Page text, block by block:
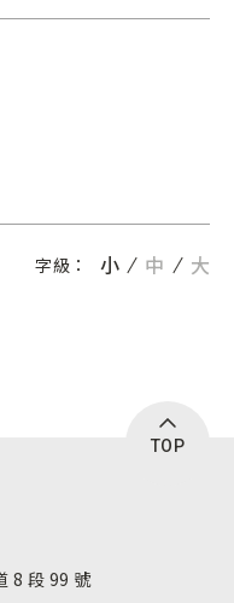
字級： 小 中 大
TOP
8 段 99 號